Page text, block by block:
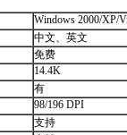
Windows 2000/XP/
中文、英文
免费
14.4K
有
98/196 DPI
支持